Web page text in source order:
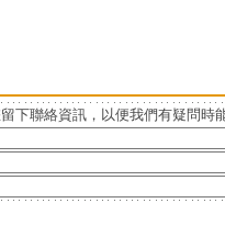
下聯絡資訊，以便我們有疑問時